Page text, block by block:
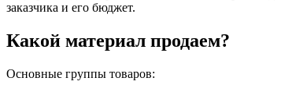
заказчика и его бюджет.
Какой материал продаем?
Основные группы товаров: